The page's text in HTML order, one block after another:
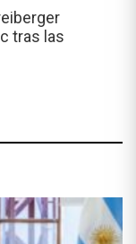
tras las